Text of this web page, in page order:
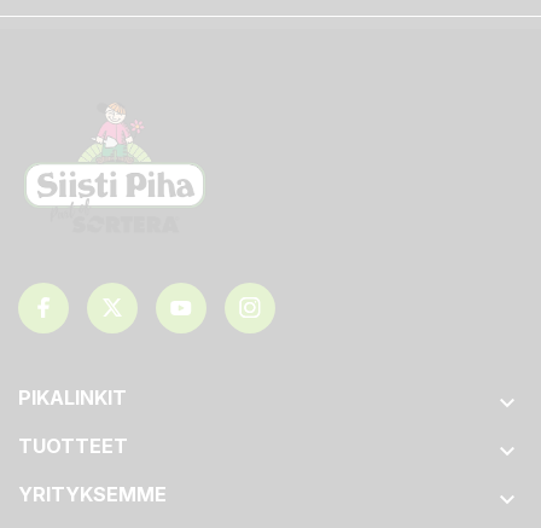
PIKALINKIT 
TUOTTEET 
YRITYKSEMME 